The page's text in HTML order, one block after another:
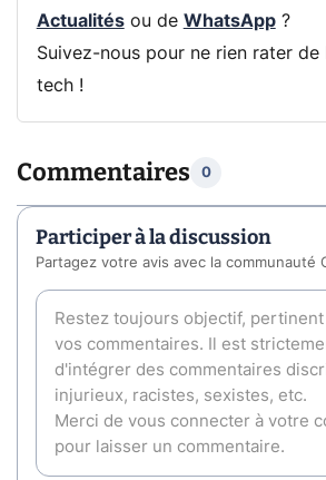
Actualitésou de WhatsApp?
Suivez-nous pour ne rien rater de
tech !
Commentaires 0
Participer à la discussion
Partagez votre avis avec la communauté